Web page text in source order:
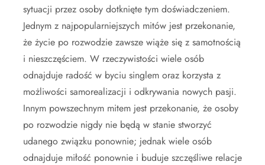
sytuacji przez osoby dotknięte tym doświadczeniem.
Jednym z najpopularniejszych mitów jest przekonanie,
że życie po rozwodzie zawsze wiąże się z samotnością
i nieszczęściem. W rzeczywistości wiele osób
odnajduje radość w byciu singlem oraz korzysta z
możliwości samorealizacji i odkrywania nowych pasji.
Innym powszechnym mitem jest przekonanie, że osoby
po rozwodzie nigdy nie będą w stanie stworzyć
udanego związku ponownie; jednak wiele osób
odnajduje miłość ponownie i buduje szczęśliwe relacje